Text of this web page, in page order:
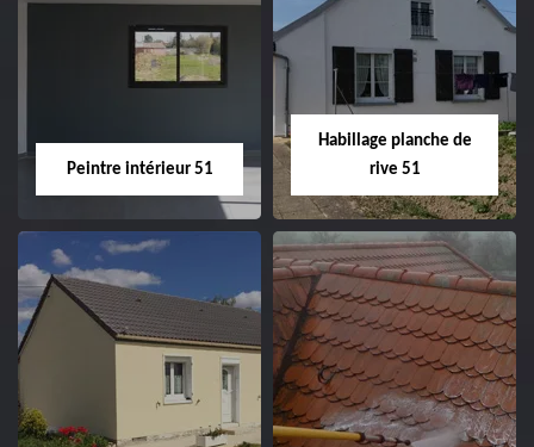
51
Nettoyage et
ravalement de
façade 51
Peintre intérieur 51
Peintre intérieur
Habillage planche de
rive 51
Habillage planche
de rive 51